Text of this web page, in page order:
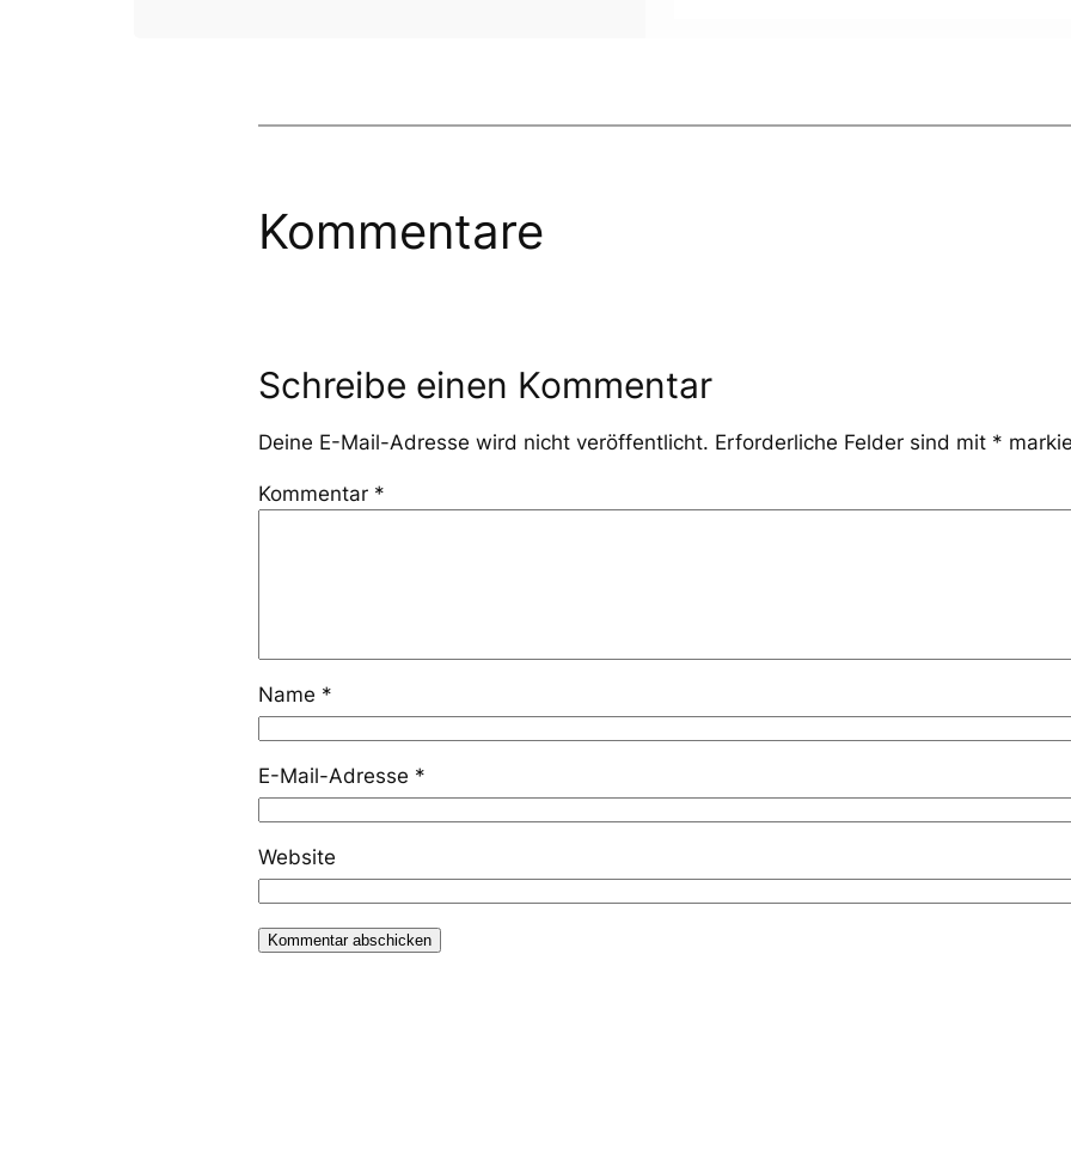
Kommentare
Schreibe einen Kommentar
Deine E-Mail-Adresse wird nicht veröffentlicht. Erforderliche Felder sind mit *
Kommentar *
Name *
E-Mail-Adresse *
Website